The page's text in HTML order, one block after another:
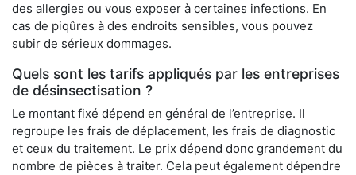
des allergies ou vous exposer à certaines infections. En
cas de piqûres à des endroits sensibles, vous pouvez
subir de sérieux dommages.
Quels sont les tarifs appliqués par les entreprises
de désinsectisation ?
Le montant fixé dépend en général de l’entreprise. Il
regroupe les frais de déplacement, les frais de diagnostic
et ceux du traitement. Le prix dépend donc grandement du
nombre de pièces à traiter. Cela peut également dépendre